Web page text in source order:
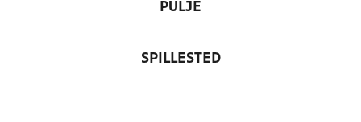
PULJE
SPILLESTED